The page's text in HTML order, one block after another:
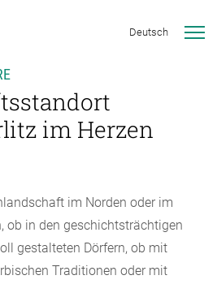
Deutsch
im Herzen
im Norden oder im
ob in den geschichtsträchtigen
gestalteten Dörfern, ob mit
Traditionen oder mit